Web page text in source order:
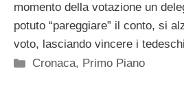
momento della votazione un
potuto “pareggiare” il conto, si
voto, lasciando vincere i
Categorie
Cronaca, Primo Piano